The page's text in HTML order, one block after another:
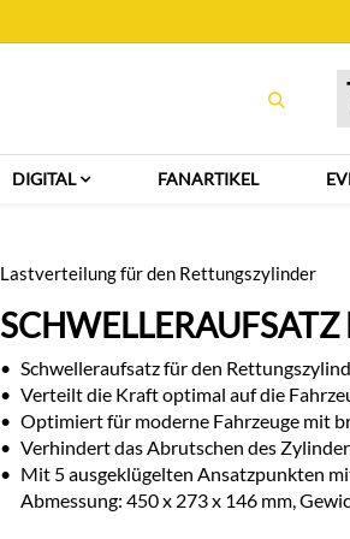
DIGITAL FANARTIKEL
Lastverteilung für den Rettungszylinder
• Schwelleraufsatz für den
• Verteilt die Kraft optimal auf die
• Optimiert für moderne Fahrzeuge mit
• Verhindert das Abrutschen des
• Mit 5 ausgeklügelten Ansatzpunkten
Abmessung: 450 x 273 x 146 mm,